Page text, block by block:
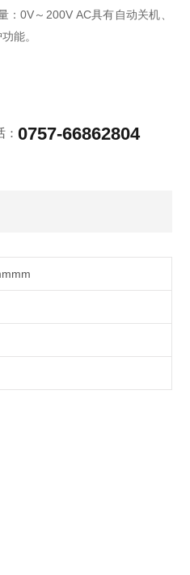
0V～200V AC具有自动关机、
能。
：0757-66862804